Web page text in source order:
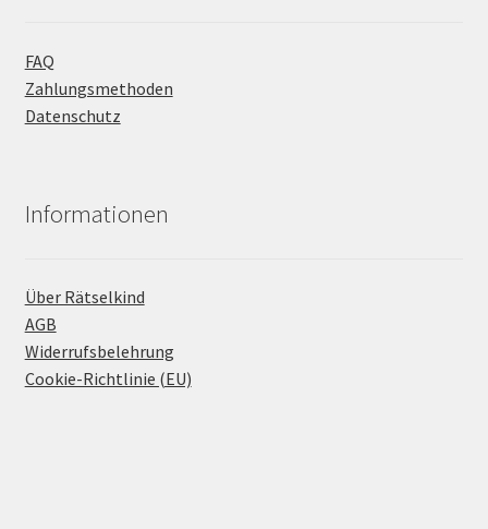
FAQ
Zahlungsmethoden
Datenschutz
Informationen
Über Rätselkind
AGB
Widerrufsbelehrung
Cookie-Richtlinie (EU)